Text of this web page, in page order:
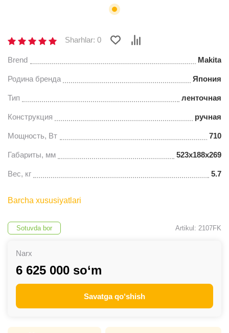
Sharhlar: 0
Brend Makita
Родина бренда Япония
Тип ленточная
Конструкция ручная
Мощность, Вт 710
Габариты, мм 523x188x269
Вес, кг 5.7
Barcha xususiyatlari
Sotuvda bor Artikul: 2107FK
Narx
6 625 000 so‘m
Savatga qo‘shish